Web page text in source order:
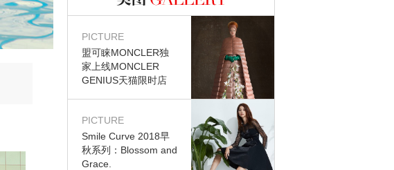
图库
PICTURE
盟可睐MONCLER独
家上线MONCLER
GENIUS天猫限时店
PICTURE
Smile Curve 2018早
秋系列：Blossom and
Grace.